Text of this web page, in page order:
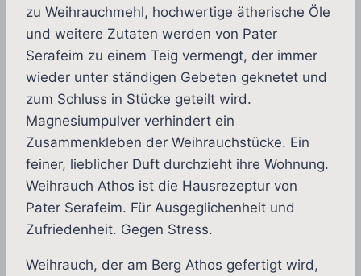
zu Weihrauchmehl, hochwertige ätherische Öle
und weitere Zutaten werden von Pater
Serafeim zu einem Teig vermengt, der immer
wieder unter ständigen Gebeten geknetet und
zum Schluss in Stücke geteilt wird.
Magnesiumpulver verhindert ein
Zusammenkleben der Weihrauchstücke. Ein
feiner, lieblicher Duft durchzieht ihre Wohnung.
Weihrauch Athos ist die Hausrezeptur von
Pater Serafeim. Für Ausgeglichenheit und
Zufriedenheit. Gegen Stress.
Weihrauch, der am Berg Athos gefertigt wird,